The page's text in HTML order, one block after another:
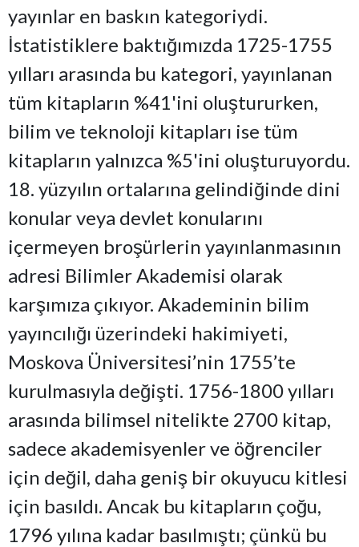
yayınlar en baskın kategoriydi.
İstatistiklere baktığımızda 1725-1755
yılları arasında bu kategori, yayınlanan
tüm kitapların %41'ini oluştururken,
bilim ve teknoloji kitapları ise tüm
kitapların yalnızca %5'ini oluşturuyordu.
18. yüzyılın ortalarına gelindiğinde dini
konular veya devlet konularını
içermeyen broşürlerin yayınlanmasının
adresi Bilimler Akademisi olarak
karşımıza çıkıyor. Akademinin bilim
yayıncılığı üzerindeki hakimiyeti,
Moskova Üniversitesi’nin 1755’te
kurulmasıyla değişti. 1756-1800 yılları
arasında bilimsel nitelikte 2700 kitap,
sadece akademisyenler ve öğrenciler
için değil, daha geniş bir okuyucu kitlesi
için basıldı. Ancak bu kitapların çoğu,
1796 yılına kadar basılmıştı; çünkü bu